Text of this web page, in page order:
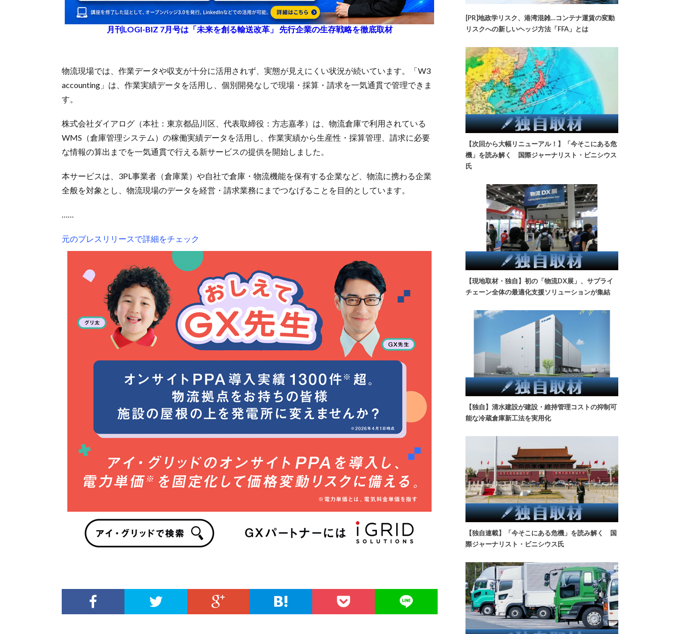
月刊LOGI-BIZ 7月号は「未来を創る輸送改革」 先行企業の生存戦略を徹底取材
物流現場では、作業データや収支が十分に活用されず、実態が見えにくい状況が続いています。「W3
accounting」は、作業実績データを活用し、個別開発なしで現場・採算・請求を一気通貫で管理できま
す。
株式会社ダイアログ（本社：東京都品川区、代表取締役：方志嘉孝）は、物流倉庫で利用されている
WMS（倉庫管理システム）の稼働実績データを活用し、作業実績から生産性・採算管理、請求に必要
な情報の算出までを一気通貫で行える新サービスの提供を開始しました。
本サービスは、3PL事業者（倉庫業）や自社で倉庫・物流機能を保有する企業など、物流に携わる企業
全般を対象とし、物流現場のデータを経営・請求業務にまでつなげることを目的としています。
……
元のプレスリリースで詳細をチェック
[PR]地政学リスク、港湾混雑…コンテナ運賃の変動
リスクへの新しいヘッジ方法「FFA」とは
【次回から大幅リニューアル！】「今そこにある危
機」を読み解く 国際ジャーナリスト・ビニシウス
氏
【現地取材・独自】初の「物流DX展」、サプライ
チェーン全体の最適化支援ソリューションが集結
【独自】清水建設が建設・維持管理コストの抑制可
能な冷蔵倉庫新工法を実用化
【独自連載】「今そこにある危機」を読み解く 国
際ジャーナリスト・ビニシウス氏